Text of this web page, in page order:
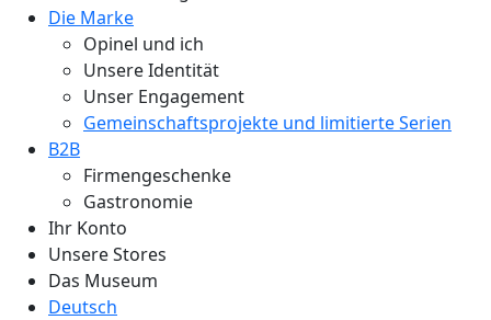
Die Marke
Opinel und ich
Unsere Identität
Unser Engagement
Gemeinschaftsprojekte und limitierte Serien
B2B
Firmengeschenke
Gastronomie
Ihr Konto
Unsere Stores
Das Museum
Deutsch